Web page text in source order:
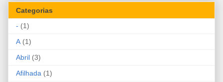
Categorias
- (1)
A (1)
Abril (3)
Afilhada (1)